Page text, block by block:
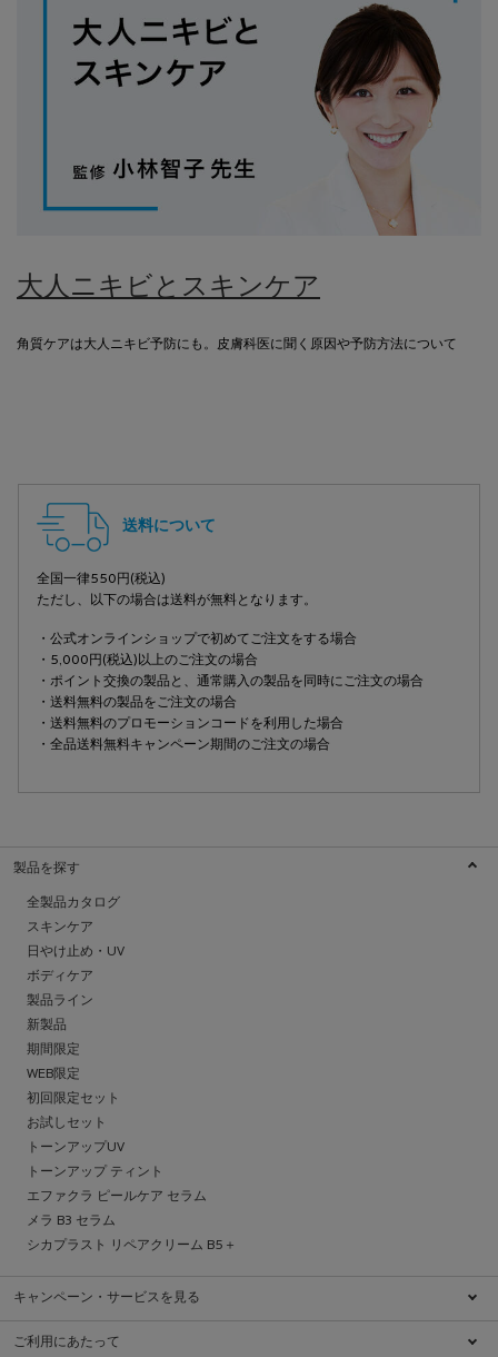
大人ニキビとスキンケア
角質ケアは大人ニキビ予防にも。皮膚科医に聞く原因や予防方法について
送料について
全国一律550円(税込)
ただし、以下の場合は送料が無料となります。
・公式オンラインショップで初めてご注文をする場合
・5,000円(税込)以上のご注文の場合
・ポイント交換の製品と、通常購入の製品を同時にご注文の場合
・送料無料の製品をご注文の場合
・送料無料のプロモーションコードを利用した場合
・全品送料無料キャンペーン期間のご注文の場合
製品を探す
全製品カタログ
スキンケア
日やけ止め・UV
ボディケア
製品ライン
新製品
期間限定
WEB限定
初回限定セット
お試しセット
トーンアップUV
トーンアップ ティント
エファクラ ピールケア セラム
メラ B3 セラム
シカプラスト リペアクリーム B5＋
キャンペーン・サービスを見る
キャンペーン一覧
ご利用にあたって